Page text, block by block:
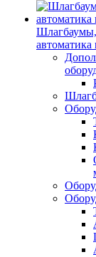
автоматика